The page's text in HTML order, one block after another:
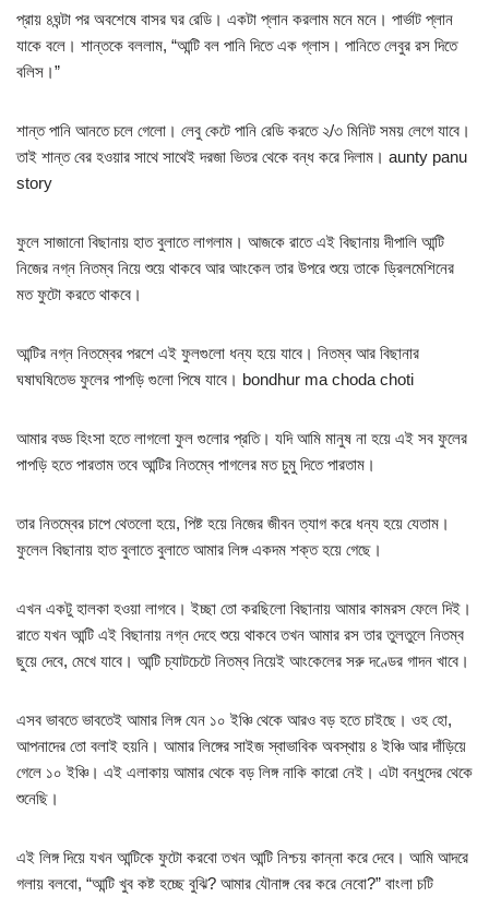
প্রায় ৪ঘন্টা পর অবশেষে বাসর ঘর রেডি। একটা প্লান করলাম মনে মনে। পার্ভাট প্লান
যাকে বলে। শান্তকে বললাম, “আন্টি বল পানি দিতে এক গ্লাস। পানিতে লেবুর রস দিতে
বলিস।”
শান্ত পানি আনতে চলে গেলো। লেবু কেটে পানি রেডি করতে ২/৩ মিনিট সময় লেগে যাবে।
তাই শান্ত বের হওয়ার সাথে সাথেই দরজা ভিতর থেকে বন্ধ করে দিলাম। aunty panu
story
ফুলে সাজানো বিছানায় হাত বুলাতে লাগলাম। আজকে রাতে এই বিছানায় দীপালি আন্টি
নিজের নগ্ন নিতম্ব নিয়ে শুয়ে থাকবে আর আংকেল তার উপরে শুয়ে তাকে ড্রিলমেশিনের
মত ফুটো করতে থাকবে।
আন্টির নগ্ন নিতম্বের পরশে এই ফুলগুলো ধন্য হয়ে যাবে। নিতম্ব আর বিছানার
ঘষাঘষিতেভ ফুলের পাপড়ি গুলো পিষে যাবে। bondhur ma choda choti
আমার বড্ড হিংসা হতে লাগলো ফুল গুলোর প্রতি। যদি আমি মানুষ না হয়ে এই সব ফুলের
পাপড়ি হতে পারতাম তবে আন্টির নিতম্বে পাগলের মত চুমু দিতে পারতাম।
তার নিতম্বের চাপে থেতলো হয়ে, পিষ্ট হয়ে নিজের জীবন ত্যাগ করে ধন্য হয়ে যেতাম।
ফুলেল বিছানায় হাত বুলাতে বুলাতে আমার লিঙ্গ একদম শক্ত হয়ে গেছে।
এখন একটু হালকা হওয়া লাগবে। ইচ্ছা তো করছিলো বিছানায় আমার কামরস ফেলে দিই।
রাতে যখন আন্টি এই বিছানায় নগ্ন দেহে শুয়ে থাকবে তখন আমার রস তার তুলতুলে নিতম্ব
ছুয়ে দেবে, মেখে যাবে। আন্টি চ্যাটচেটে নিতম্ব নিয়েই আংকেলের সরু দণ্ডের গাদন খাবে।
এসব ভাবতে ভাবতেই আমার লিঙ্গ যেন ১০ ইঞ্চি থেকে আরও বড় হতে চাইছে। ওহ হো,
আপনাদের তো বলাই হয়নি। আমার লিঙ্গের সাইজ স্বাভাবিক অবস্থায় ৪ ইঞ্চি আর দাঁড়িয়ে
গেলে ১০ ইঞ্চি। এই এলাকায় আমার থেকে বড় লিঙ্গ নাকি কারো নেই। এটা বন্ধুদের থেকে
শুনেছি।
এই লিঙ্গ দিয়ে যখন আন্টিকে ফুটো করবো তখন আন্টি নিশ্চয় কান্না করে দেবে। আমি আদরে
গলায় বলবো, “আন্টি খুব কষ্ট হচ্ছে বুঝি? আমার যৌনাঙ্গ বের করে নেবো?” বাংলা চটি